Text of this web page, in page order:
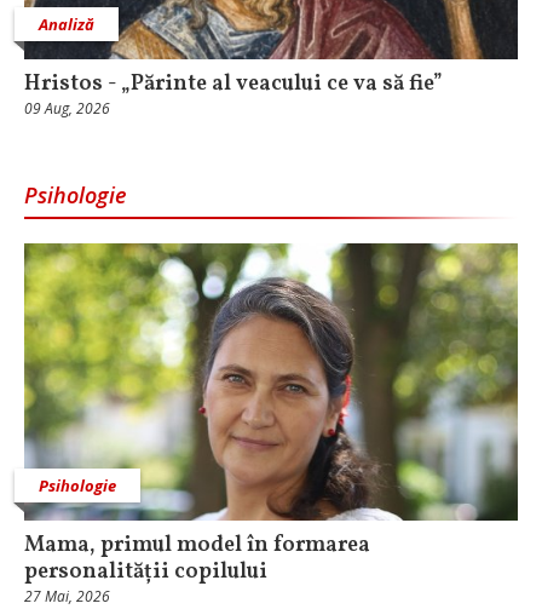
Analiză
Hristos - „Părinte al veacului ce va să fie”
09 Aug, 2026
Psihologie
Psihologie
Mama, primul model în formarea
personalității copilului
27 Mai, 2026